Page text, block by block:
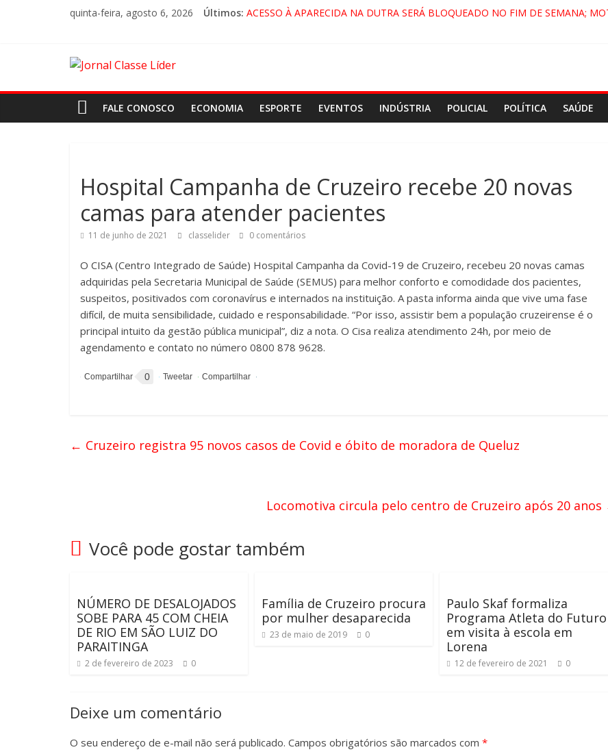
quinta-feira, agosto 6, 2026 Últimos: ACESSO À APARECIDA NA DUTRA SERÁ BLOQUEADO NO FIM DE SEMANA;
FALE CONOSCO ECONOMIA ESPORTE EVENTOS INDÚSTRIA POLICIAL POLÍTICA SAÚDE
Hospital Campanha de Cruzeiro recebe 20 novas
camas para atender pacientes
11 de junho de 2021 classelider 0 comentários
O CISA (Centro Integrado de Saúde) Hospital Campanha da Covid-19 de Cruzeiro, recebeu 20 novas camas
adquiridas pela Secretaria Municipal de Saúde (SEMUS) para melhor conforto e comodidade dos pacientes,
suspeitos, positivados com coronavírus e internados na instituição. A pasta informa ainda que vive uma fase
difícil, de muita sensibilidade, cuidado e responsabilidade. “Por isso, assistir bem a população cruzeirense é o
principal intuito da gestão pública municipal”, diz a nota. O Cisa realiza atendimento 24h, por meio de
agendamento e contato no número 0800 878 9628.
0
← Cruzeiro registra 95 novos casos de Covid e óbito de moradora de Queluz
Locomotiva circula pelo centro de Cruzeiro após 20 anos
Você pode gostar também
NÚMERO DE DESALOJADOS
SOBE PARA 45 COM CHEIA
DE RIO EM SÃO LUIZ DO
PARAITINGA
2 de fevereiro de 2023 0
Família de Cruzeiro procura
por mulher desaparecida
23 de maio de 2019 0
Paulo Skaf formaliza
Programa Atleta do Futuro
em visita à escola em
Lorena
12 de fevereiro de 2021 0
Deixe um comentário
O seu endereço de e-mail não será publicado. Campos obrigatórios são marcados com *